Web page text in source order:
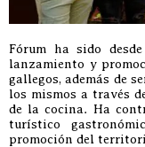
Fórum ha sido
lanzamiento y
gallegos, además de
los mismos a través
de la cocina. Ha
turístico
promoción del